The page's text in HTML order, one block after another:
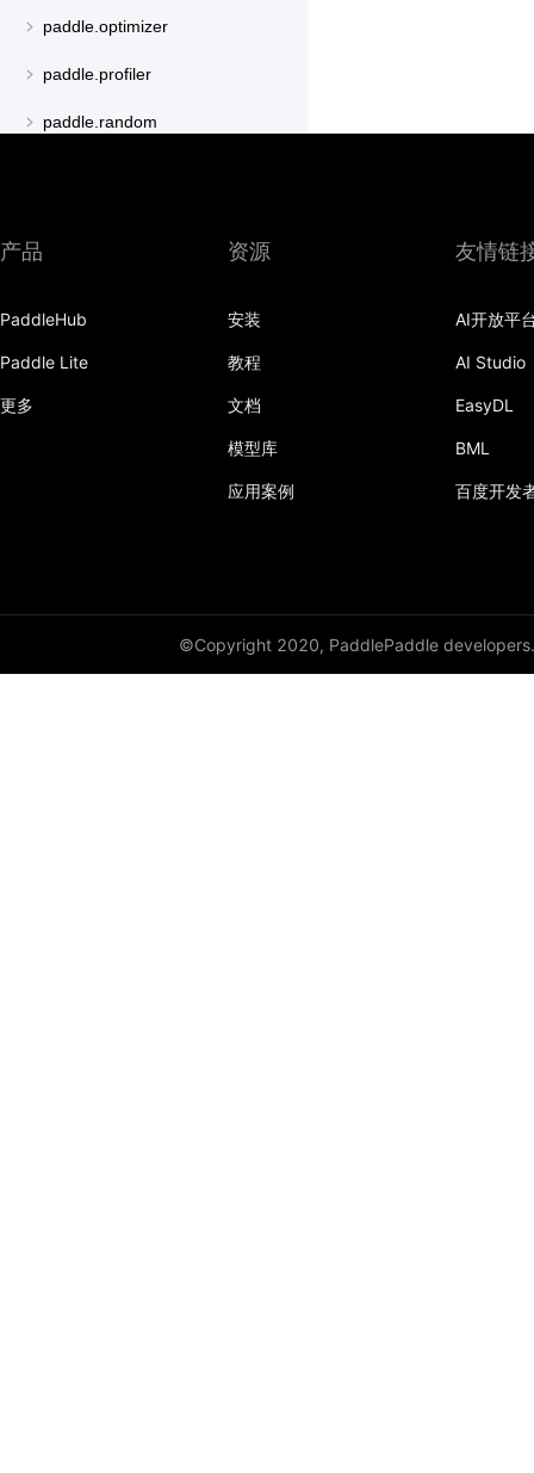
paddle.optimizer
paddle.profiler
paddle.random
paddle.special
paddle.static
产品
PaddleHub
Paddle Lite
更多
资源
安装
教程
文档
模型库
应用案例
友情链
AI开放平
AI Studio
EasyDL
BML
百度开发
©Copyright 2020, PaddlePaddle developers.